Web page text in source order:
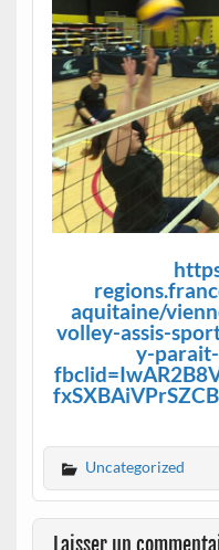
aquitaine/
volley-assis-
y-
Uncategorized